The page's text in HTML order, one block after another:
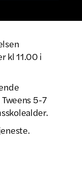
kl 11.00 i
5-7